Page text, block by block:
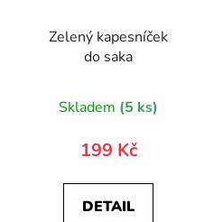
Zelený kapesníček
do saka
Skladem (5 ks)
199 Kč
DETAIL